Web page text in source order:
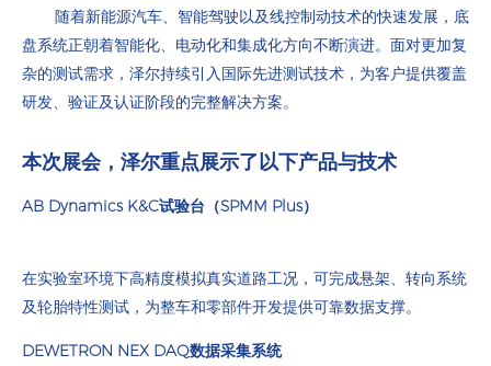
随着新能源汽车、智能驾驶以及线控制动技术的快速发展，底
盘系统正朝着智能化、电动化和集成化方向不断演进。面对更加复
杂的测试需求，泽尔持续引入国际先进测试技术，为客户提供覆盖
研发、验证及认证阶段的完整解决方案。
本次展会，泽尔重点展示了以下产品与技术
AB Dynamics K&C试验台（SPMM Plus）
在实验室环境下高精度模拟真实道路工况，可完成悬架、转向系统
及轮胎特性测试，为整车和零部件开发提供可靠数据支撑。
DEWETRON NEX DAQ数据采集系统